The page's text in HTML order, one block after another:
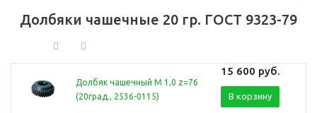
Долбяки чашечные 20 гр. ГОСТ 9323-79
Долбяк чашечный М 1,0 z=76
(20град., 2536-0115)
15 600 руб.
В корзину